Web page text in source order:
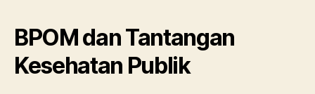
BPOM dan Tantangan
Kesehatan Publik